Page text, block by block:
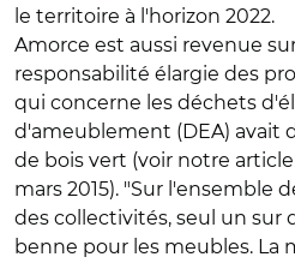
le territoire à l'horizon 2022.
Amorce est aussi revenue
responsabilité élargie des
qui concerne les déchets
d'ameublement (DEA) avait
de bois vert (voir notre
mars 2015). "Sur l'ensemble
des collectivités, seul un sur
benne pour les meubles. La